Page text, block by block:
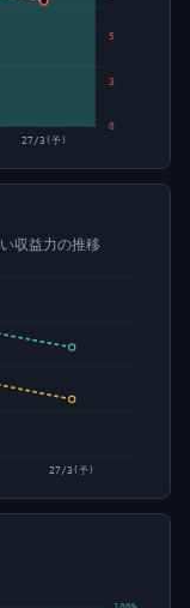
0
3
5
27/3(予)
収益力の推移
27/3(予)